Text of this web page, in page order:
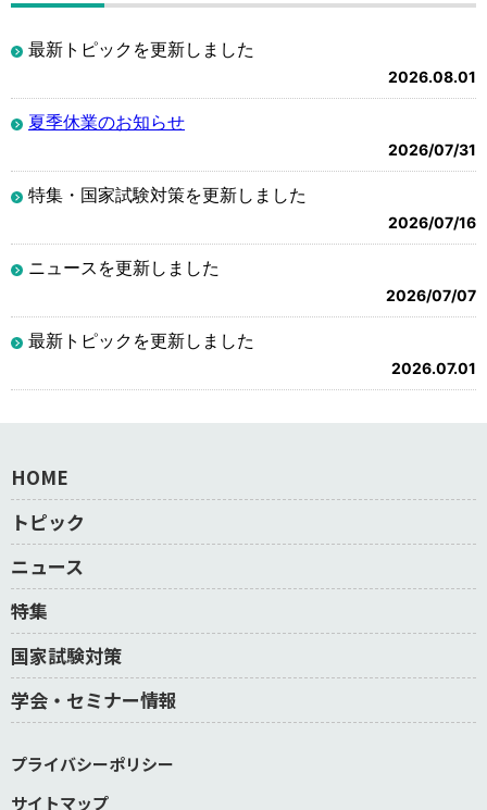
最新トピックを更新しました
2026.08.01
夏季休業のお知らせ
2026/07/31
特集・国家試験対策を更新しました
2026/07/16
ニュースを更新しました
2026/07/07
最新トピックを更新しました
2026.07.01
HOME
トピック
ニュース
特集
国家試験対策
学会・セミナー情報
プライバシーポリシー
サイトマップ